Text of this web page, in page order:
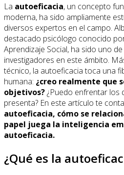
La autoeficacia, un concepto
moderna, ha sido ampliamente
diversos expertos en el campo.
destacado psicólogo conocido
Aprendizaje Social, ha sido uno
investigadores en este ámbito.
técnico, la autoeficacia toca una
humana: ¿creo realmente que
objetivos?¿Puedo enfrentar los
presenta? En este artículo te
autoeficacia, cómo se
papel juega la inteligencia
autoeficacia.
¿Qué es la